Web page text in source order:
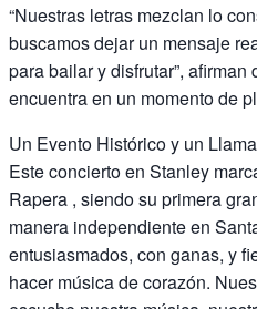
“Nuestras letras mezclan lo
buscamos dejar un mensaje
para bailar y disfrutar”,
encuentra en un momento de
Un Evento Histórico y un
Este concierto en Stanley
Rapera , siendo su primera
manera independiente en
entusiasmados, con ganas, y
hacer música de corazón.